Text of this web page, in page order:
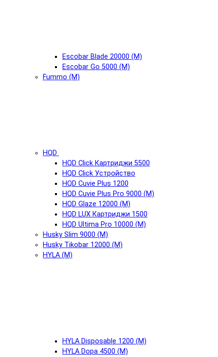
Escobar Blade 20000 (М)
Escobar Go 5000 (М)
Fummo (М)
HQD
HQD Click Картриджи 5500
HQD Click Устройство
HQD Cuvie Plus 1200
HQD Cuvie Plus Pro 9000 (М)
HQD Glaze 12000 (М)
HQD LUX Картриджи 1500
HQD Ultima Pro 10000 (М)
Husky Slim 9000 (М)
Husky Tikobar 12000 (М)
HYLA (М)
HYLA Disposable 1200 (М)
HYLA Dopa 4500 (М)